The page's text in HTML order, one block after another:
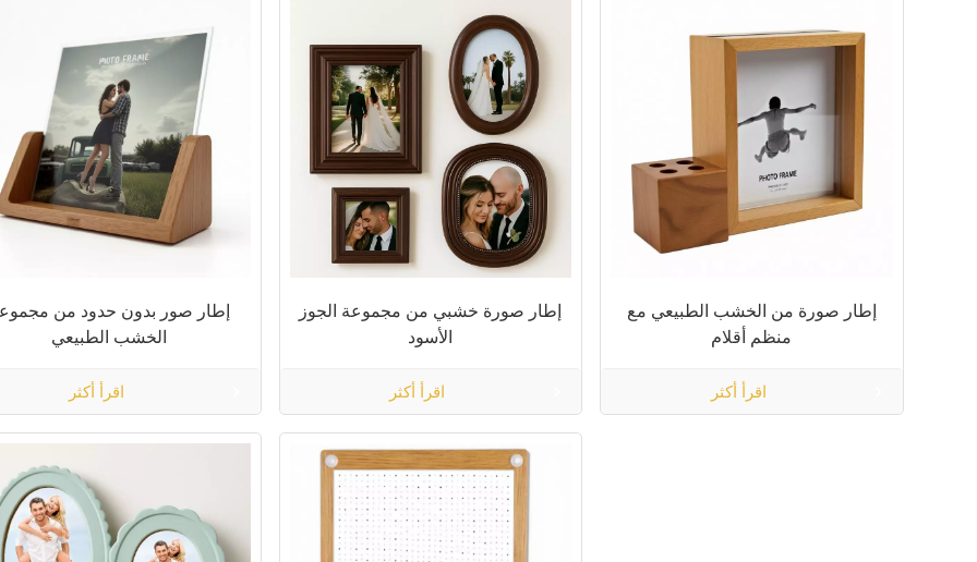
إطار صور بدون حدود من
الخشب الطبيعي
اقرأ أكثر
إطار صورة خشبي من مجموعة الجوز
الأسود
اقرأ أكثر
إطار صورة من الخشب الطبيعي مع
منظم أقلام
اقرأ أكثر